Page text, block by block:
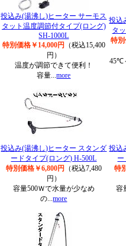
投込み(湯沸し)ヒーター サーモス
タット温度調節付タイプ(ロング)
SH-1000L
特別価格￥14,000円
（税込15,400
円）
温度が調節できて便利！
容量...more
投込
タ
特別
45℃
投込み(湯沸し)ヒーター スタンダ
ードタイプ(ロング) H-500L
特別価格￥6,800円
（税込7,480
円）
容量500Ｗで水量が少なめ
の...more
投込
ー
特
容